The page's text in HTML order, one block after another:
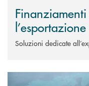
l’esportazione
Soluzioni dedicate
Scopri di più